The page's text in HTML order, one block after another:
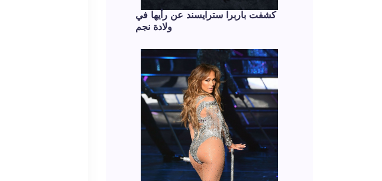
كشفت باربرا سترايسند عن رأيها في
ولادة نجم